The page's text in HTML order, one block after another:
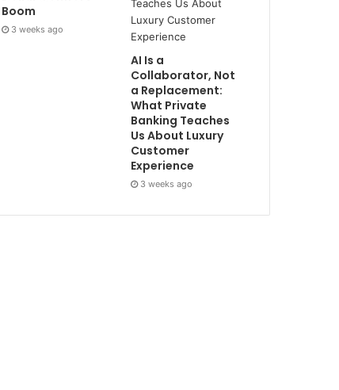
Boom
3 weeks ago
AI Is a
Collaborator, Not
a Replacement:
What Private
Banking Teaches
Us About Luxury
Customer
Experience
3 weeks ago